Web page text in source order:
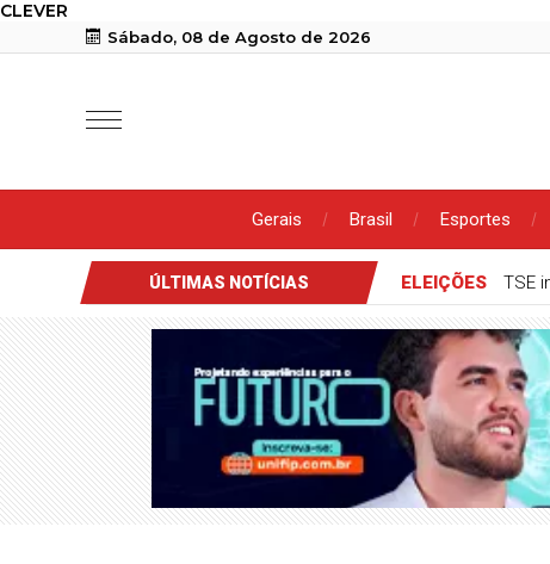
CLEVER
Sábado, 08 de Agosto de 2026
Gerais Brasil Esportes
ÚLTIMAS NOTÍCIAS ELEIÇÕES TSE